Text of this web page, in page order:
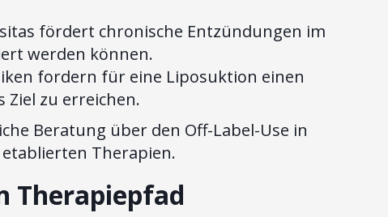
fördert chronische Entzündungen im
werden können.
fordern für eine Liposuktion einen
Ziel zu erreichen.
Beratung über den Off-Label-Use in
Therapien.
Therapiepfad